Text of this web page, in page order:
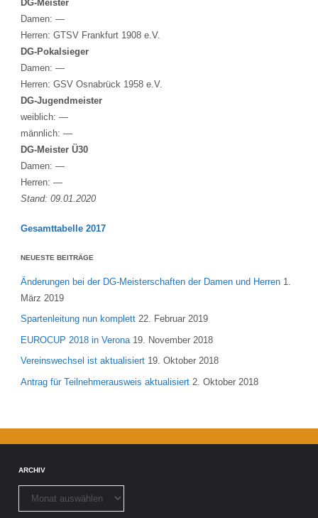
DG-Meister
Damen: —
Herren: GTSV Frankfurt 1908 e.V.
DG-Pokalsieger
Damen: —
Herren: GSV Osnabrück 1958 e.V.
DG-Jugendmeister
weiblich: —
männlich: —
DG-Meister Ü30
Damen: —
Herren: —
Stand: 09.01.2020
Gesamttabelle 2017
NEUESTE BEITRÄGE
Änderungen bei der DG-Meisterschaften der Damen und Herren 1.
März 2019
Spartenleitung nun komplett 22. Februar 2019
EUROCUP 2018 in Verona 19. November 2018
Vereinswechsel ist aktualisiert 19. Oktober 2018
Antrag für Teilnehmerausweis aktualisiert 2. Oktober 2018
ARCHIV
Archiv